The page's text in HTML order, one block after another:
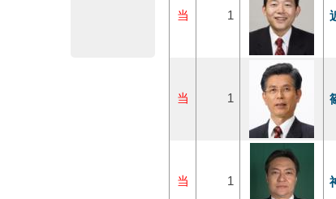
当 1
当 1
当 1